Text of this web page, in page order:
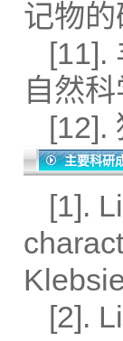
记物
[11].
自然
[12].
主要科研
[1].
[2].